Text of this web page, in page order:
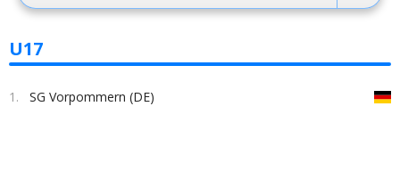
U17
1. SG Vorpommern (DE)